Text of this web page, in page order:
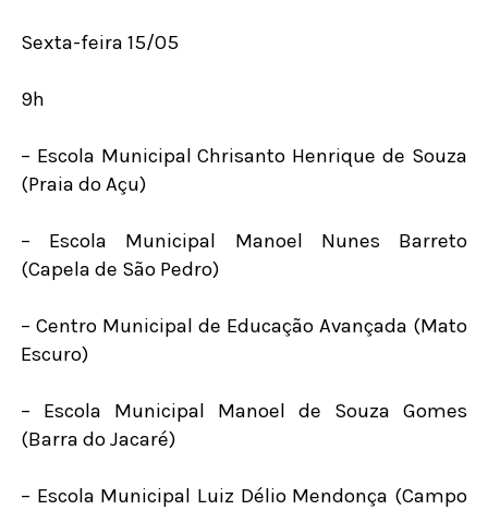
Sexta-feira 15/05
9h
– Escola Municipal Chrisanto Henrique de Souza
(Praia do Açu)
– Escola Municipal Manoel Nunes Barreto
(Capela de São Pedro)
– Centro Municipal de Educação Avançada (Mato
Escuro)
– Escola Municipal Manoel de Souza Gomes
(Barra do Jacaré)
– Escola Municipal Luiz Délio Mendonça (Campo